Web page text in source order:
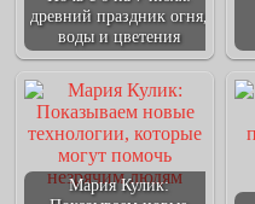
древний праздник огня,
воды и цветения
Мария Кулик: